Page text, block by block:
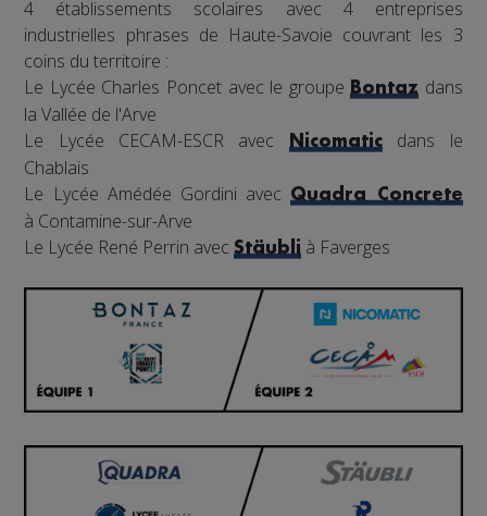
4 établissements scolaires avec 4 entreprises
industrielles phrases de Haute-Savoie couvrant les 3
coins du territoire :
Le Lycée Charles Poncet avec le groupe Bontaz dans
la Vallée de l'Arve
Le Lycée CECAM-ESCR avec
Nicomaticdans le
Chablais
Le Lycée Amédée Gordini avecQuadra Concrete
à Contamine-sur-Arve
Le Lycée René Perrin avecStäubli à Faverges